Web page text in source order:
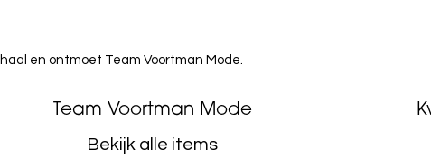
en ontmoet Team Voortman Mode.
Team Voortman Mode
Bekijk alle items